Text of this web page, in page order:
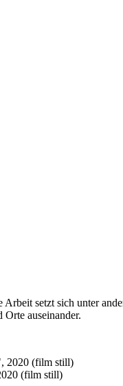
setzt sich unter
auseinander.
(film still)